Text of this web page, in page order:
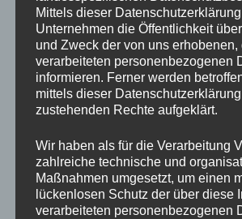
Mittels dieser
Unternehmen die Öffentlichkeit
und Zweck der von uns erhobenen,
verarbeiteten personenbezogenen
informieren. Ferner werden
mittels dieser
zustehenden Rechte aufgeklärt.
Wir haben als für die Verarbeitung
zahlreiche technische und
Maßnahmen umgesetzt, um einen
lückenlosen Schutz der über diese
verarbeiteten personenbezogenen